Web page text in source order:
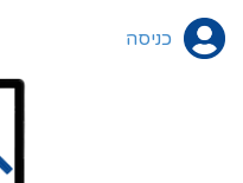
כניסה